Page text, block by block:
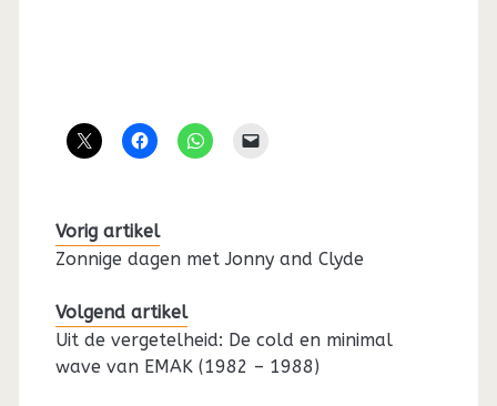
Vorig artikel
Zonnige dagen met Jonny and Clyde
Volgend artikel
Uit de vergetelheid: De cold en minimal
wave van EMAK (1982 – 1988)